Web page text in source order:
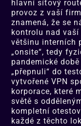
hlavní síťový
provoz z vaší
znamená, že se
kontrolu nad
většinu interních
„onsite“, tedy
pandemické
„přepnuli“ do
vytvořené VPN
korporace, které
světě s
kompletní
každé z těchto